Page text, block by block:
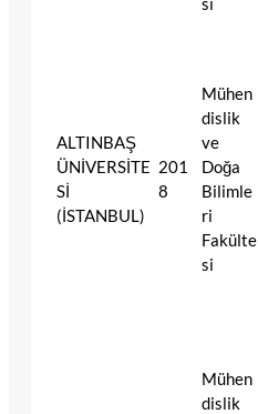
ALTINBAŞ
ÜNİVERSİTE
Sİ
(İSTANBUL)
201
8
Mühen
dislik
ve
Doğa
Bilimle
ri
Fakülte
si
Mühen
dislik